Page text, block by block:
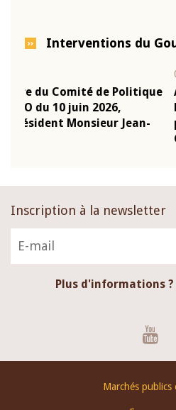
Interventions du
Allocution d'ouverture du
Monétaire de la BCEAO du
prononcée par son
Inscription à la newsletter
Plus d'informations ?
Marchés publics